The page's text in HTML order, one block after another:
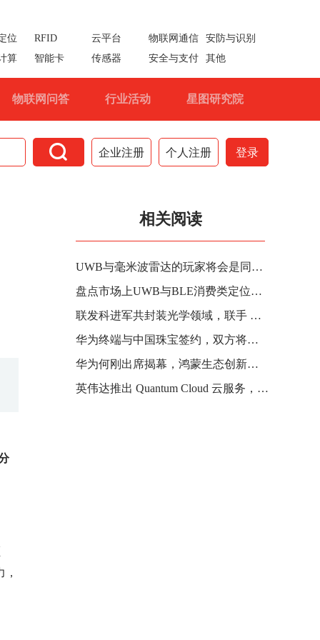
位 RFID 云平台 物联网通信
安防与识别
算
智能卡 传感器 安全与支付 其他
物联网问答 行业活动 星图研究院
 企业注册 个人注册 登录
相关阅读
UWB与毫米波雷达的玩家将会是同一拨人？
盘点市场上UWB与BLE消费类定位器产品有哪些？
联发科进军共封装光学领域，联手 Ranovus 推出 3nm ASIC 设计平台
华为终端与中国珠宝签约，双方将合作推出高端智能腕表
华为何刚出席揭幕，鸿蒙生态创新中心落户深圳南山区
英伟达推出 Quantum Cloud 云服务，目标让每位科学家都能调用量子计算能力